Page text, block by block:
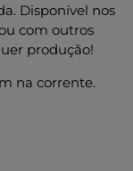
Disponível nos
com outros
produção!
na corrente.